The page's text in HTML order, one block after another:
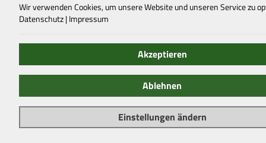
Wir verwenden Cookies, um unsere Website und unseren Service zu
Datenschutz | Impressum
Akzeptieren
Ablehnen
Einstellungen ändern